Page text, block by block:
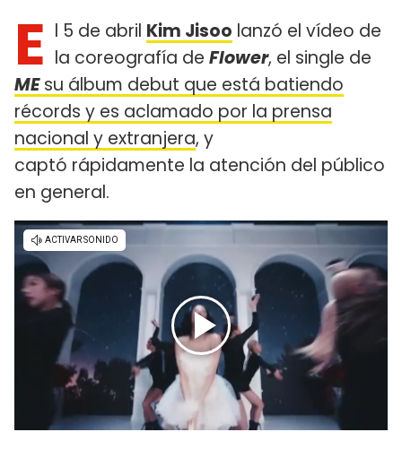
E l 5 de abril Kim Jisoo lanzó el vídeo de
la coreografía de Flower, el single de
MEsu álbum debut que está batiendo
récords y es aclamado por la prensa
nacional y extranjera, y
captó rápidamente la atención del público
en general.